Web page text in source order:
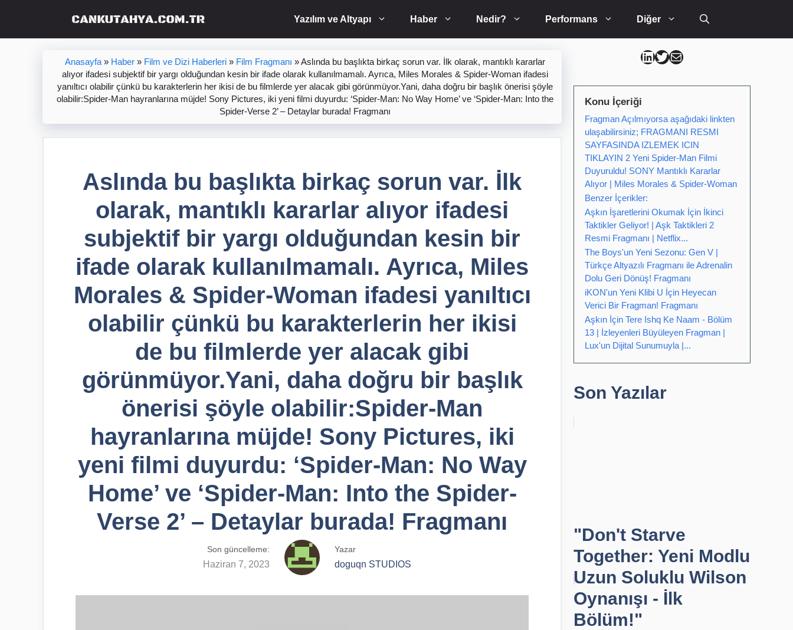
Yazılım ve Altyapı Haber Nedir? Performans Diğer
Anasayfa » Haber » Film ve Dizi Haberleri » Film Fragmanı »Aslında bu başlıkta birkaç sorun var. İlk olarak, mantıklı kararlar
alıyor ifadesi subjektif bir yargı olduğundan kesin bir ifade olarak kullanılmamalı. Ayrıca, Miles Morales & Spider-Woman ifadesi
yanıltıcı olabilir çünkü bu karakterlerin her ikisi de bu filmlerde yer alacak gibi görünmüyor.Yani, daha doğru bir başlık önerisi şöyle
olabilir:Spider-Man hayranlarına müjde! Sony Pictures, iki yeni filmi duyurdu: ‘Spider-Man: No Way Home’ ve ‘Spider-Man: Into the
Spider-Verse 2’ – Detaylar burada! Fragmanı
Aslında bu başlıkta birkaç sorun var. İlk
olarak, mantıklı kararlar alıyor ifadesi
subjektif bir yargı olduğundan kesin bir
ifade olarak kullanılmamalı. Ayrıca, Miles
Morales & Spider-Woman ifadesi yanıltıcı
olabilir çünkü bu karakterlerin her ikisi
de bu filmlerde yer alacak gibi
görünmüyor.Yani, daha doğru bir başlık
önerisi şöyle olabilir:Spider-Man
hayranlarına müjde! Sony Pictures, iki
yeni filmi duyurdu: ‘Spider-Man: No Way
Home’ ve ‘Spider-Man: Into the Spider-
Verse 2’ – Detaylar burada! Fragmanı
Son güncelleme:
Haziran 7, 2023
Yazar
doguqn STUDIOS
Can Kütahya Linkedin
Can Kütahya Twitter
Can Kütahya Mail
Konu İçeriği
Fragman Açılmıyorsa aşağıdaki linkten
ulaşabilirsiniz; FRAGMANI RESMI
SAYFASINDA IZLEMEK ICIN
TIKLAYIN 2 Yeni Spider-Man Filmi
Duyuruldu! SONY Mantıklı Kararlar
Alıyor | Miles Morales & Spider-Woman
Benzer İçerikler:
Aşkın İşaretlerini Okumak İçin İkinci
Taktikler Geliyor! | Aşk Taktikleri 2
Resmi Fragmanı | Netflix...
The Boys'un Yeni Sezonu: Gen V |
Türkçe Altyazılı Fragmanı ile Adrenalin
Dolu Geri Dönüş! Fragmanı
iKON'un Yeni Klibi U İçin Heyecan
Verici Bir Fragman! Fragmanı
Aşkın İçin Tere Ishq Ke Naam - Bölüm
13 | İzleyenleri Büyüleyen Fragman |
Lux'un Dijital Sunumuyla |...
Son Yazılar
"Don't Starve
Together: Yeni Modlu
Uzun Soluklu Wilson
Oynanışı - İlk
Bölüm!"